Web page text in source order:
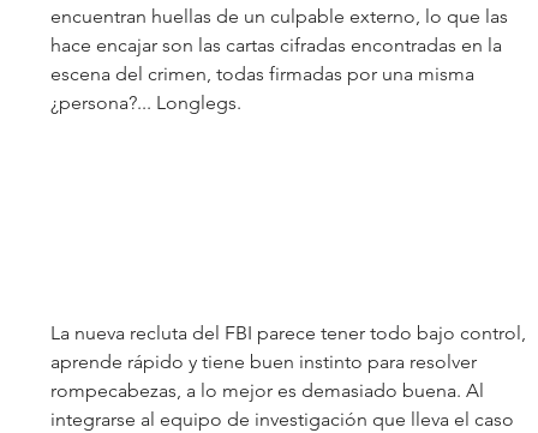
encuentran huellas de un culpable externo, lo que las
hace encajar son las cartas cifradas encontradas en la
escena del crimen, todas firmadas por una misma
¿persona?... Longlegs.
La nueva recluta del FBI parece tener todo bajo control,
aprende rápido y tiene buen instinto para resolver
rompecabezas, a lo mejor es demasiado buena. Al
integrarse al equipo de investigación que lleva el caso